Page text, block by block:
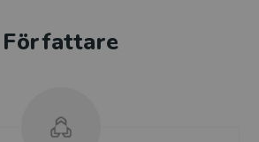
Författare